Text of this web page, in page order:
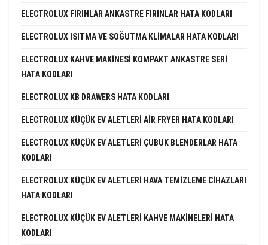
ELECTROLUX FIRINLAR ANKASTRE FIRINLAR HATA KODLARI
ELECTROLUX ISITMA VE SOĞUTMA KLIMALAR HATA KODLARI
ELECTROLUX KAHVE MAKINESI KOMPAKT ANKASTRE SERI
HATA KODLARI
ELECTROLUX KB DRAWERS HATA KODLARI
ELECTROLUX KÜÇÜK EV ALETLERI AIR FRYER HATA KODLARI
ELECTROLUX KÜÇÜK EV ALETLERI ÇUBUK BLENDERLAR HATA
KODLARI
ELECTROLUX KÜÇÜK EV ALETLERI HAVA TEMIZLEME CIHAZLARI
HATA KODLARI
ELECTROLUX KÜÇÜK EV ALETLERI KAHVE MAKINELERI HATA
KODLARI